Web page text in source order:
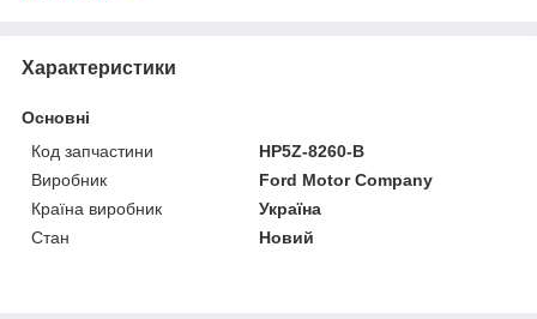
Характеристики
Основні
Код запчастини
HP5Z-8260-B
Виробник
Ford Motor Company
Країна виробник
Україна
Стан
Новий